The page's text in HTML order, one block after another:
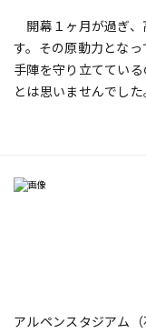
開幕１ヶ月が過ぎ、
す。その原動力とな
手陣を守り立ててい
とは思いませんでした
アルペンスタジアム